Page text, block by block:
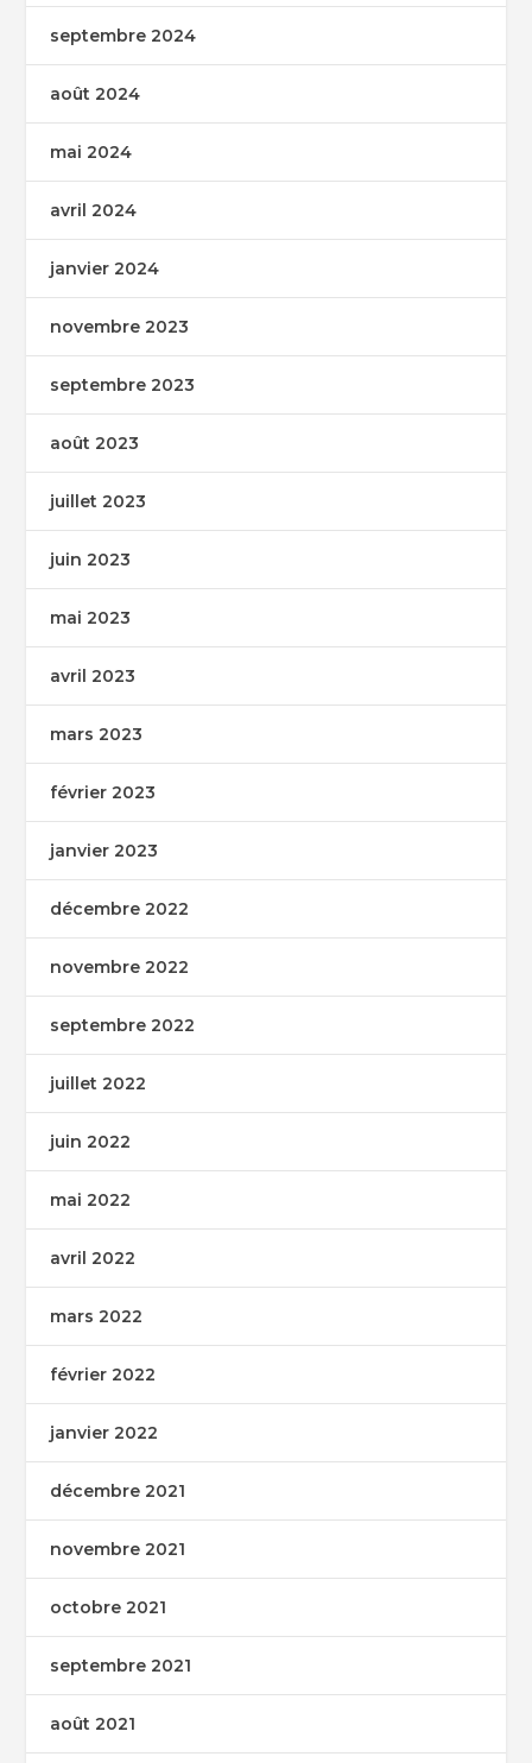
septembre 2024
août 2024
mai 2024
avril 2024
janvier 2024
novembre 2023
septembre 2023
août 2023
juillet 2023
juin 2023
mai 2023
avril 2023
mars 2023
février 2023
janvier 2023
décembre 2022
novembre 2022
septembre 2022
juillet 2022
juin 2022
mai 2022
avril 2022
mars 2022
février 2022
janvier 2022
décembre 2021
novembre 2021
octobre 2021
septembre 2021
août 2021